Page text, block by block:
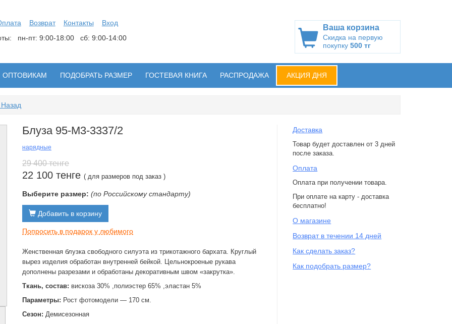
Возврат Контакты
Вход
пн-пт: 9:00-18:00 сб: 9:00-14:00
Ваша корзина
Скидка на первую
покупку 500 тг
ОПТОВИКАМ ПОДОБРАТЬ РАЗМЕР ГОСТЕВАЯ КНИГА РАСПРОДАЖА АКЦИЯ ДНЯ
Блуза 95-М3-3337/2
нарядные
29 400 тенге
22 100 тенге ( для размеров под заказ )
Выберите размер: (по Российскому стандарту)
Добавить в корзину
Попросить в подарок у любимого
Женственная блузка свободного силуэта из трикотажного бархата. Круглый
вырез изделия обработан внутренней бейкой. Цельнокроеные рукава
дополнены разрезами и обработаны декоративным швом «закрутка».
Ткань, состав: вискоза 30% ,полиэстер 65% ,эластан 5%
Параметры: Рост фотомодели — 170 см.
Сезон: Демисезонная
Доставка
Товар будет доставлен от 3 дней
после заказа.
Оплата
Оплата при получении товара.
При оплате на карту - доставка
бесплатно!
О магазине
Возврат в течении 14 дней
Как сделать заказ?
Как подобрать размер?